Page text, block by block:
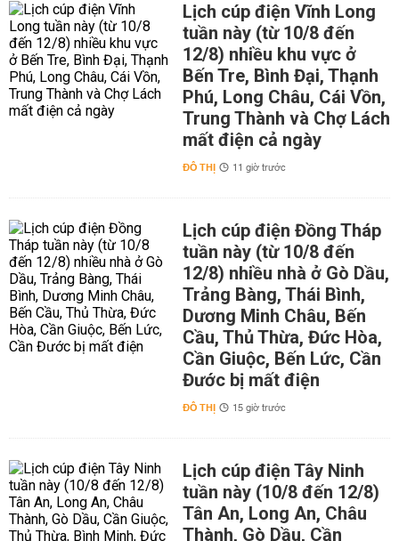
Lịch cúp điện Vĩnh Long
tuần này (từ 10/8 đến
12/8) nhiều khu vực ở
Bến Tre, Bình Đại, Thạnh
Phú, Long Châu, Cái Vồn,
Trung Thành và Chợ Lách
mất điện cả ngày
ĐÔ THỊ 11 giờ trước
Lịch cúp điện Đồng Tháp
tuần này (từ 10/8 đến
12/8) nhiều nhà ở Gò Dầu,
Trảng Bàng, Thái Bình,
Dương Minh Châu, Bến
Cầu, Thủ Thừa, Đức Hòa,
Cần Giuộc, Bến Lức, Cần
Đước bị mất điện
ĐÔ THỊ 15 giờ trước
Lịch cúp điện Tây Ninh
tuần này (10/8 đến 12/8)
Tân An, Long An, Châu
Thành, Gò Dầu, Cần